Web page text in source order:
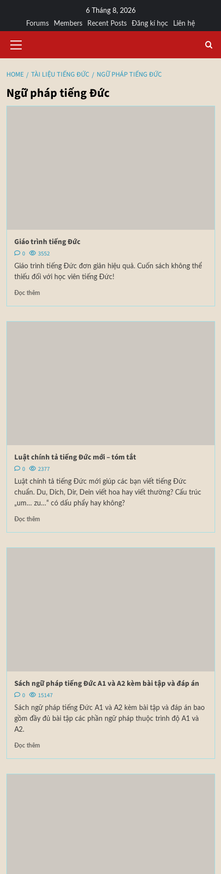
6 Tháng 8, 2026
Forums
Members Recent Posts Đăng kí học Liên hệ
HOME TÀI LIỆU TIẾNG ĐỨC NGỮ PHÁP TIẾNG ĐỨC
Ngữ pháp tiếng Đức
Giáo trình tiếng Đức
0 3552
Giáo trình tiếng Đức đơn giản hiệu quả. Cuốn sách không thể
thiếu đối với học viên tiếng Đức!
Đọc thêm
Luật chính tả tiếng Đức mới – tóm tắt
0 2377
Luật chính tả tiếng Đức mới giúp các bạn viết tiếng Đức
chuẩn. Du, Dich, Dir, Dein viết hoa hay viết thường? Cấu trúc
„um… zu…“ có dấu phẩy hay không?
Đọc thêm
Sách ngữ pháp tiếng Đức A1 và A2 kèm bài tập và đáp án
0 15147
Sách ngữ pháp tiếng Đức A1 và A2 kèm bài tập và đáp án bao
gồm đầy đủ bài tập các phần ngữ pháp thuộc trình độ A1 và
A2.
Đọc thêm